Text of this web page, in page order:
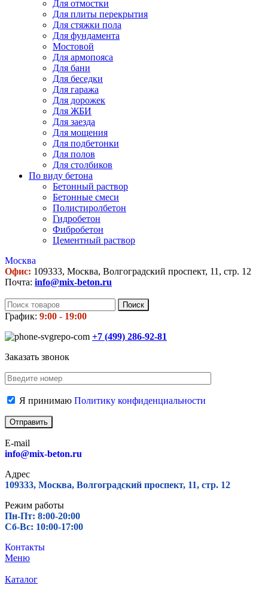
Для отмостки
Для плиты перекрытия
Для стяжки пола
Для фундамента
Мостовой
Для армопояса
Для бани
Для беседки
Для гаража
Для дорожек
Для ЖБИ
Для заезда
Для мощения
Для подбетонки
Для полов
Для столбиков
По виду бетона
Бетонный раствор
Бетонные смеси
Полистиролбетон
Гидробетон
Фибробетон
Цементный раствор
Москва
Офис: 109333, Москва, Волгоградский проспект, 11, стр. 12
Почта: info@mix-beton.ru
Поиск
График: 9:00 - 19:00
+7 (499) 286-92-81
Заказать звонок
Я принимаю Политику конфиденциальности
E-mail
info@mix-beton.ru
Адрес
109333, Москва, Волгоградский проспект, 11, стр. 12
Режим работы
Пн-Пт: 8:00-20:00
Сб-Вс: 10:00-17:00
Контакты
Меню
Каталог